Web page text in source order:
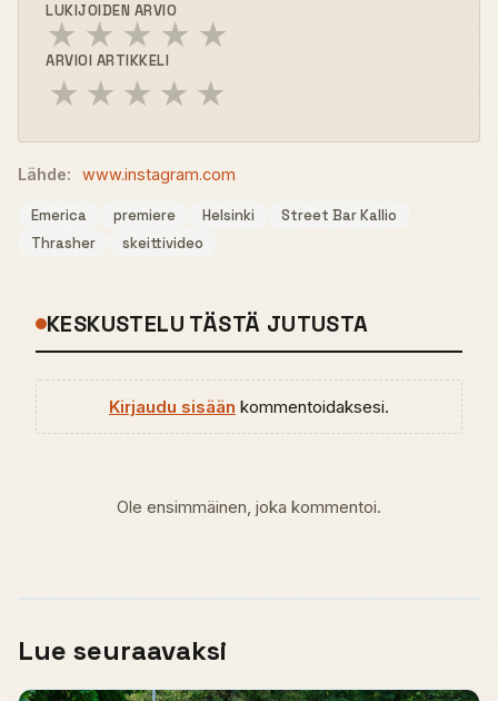
LUKIJOIDEN ARVIO
★ ★ ★ ★ ★
ARVIOI ARTIKKELI
★ ★ ★ ★ ★
Lähde: www.instagram.com
Emerica premiere Helsinki
Street Bar Kallio
Thrasher
skeittivideo
KESKUSTELU TÄSTÄ JUTUSTA
Kirjaudu sisään kommentoidaksesi.
Ole ensimmäinen, joka kommentoi.
Lue seuraavaksi